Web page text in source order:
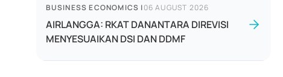
BUSINESS ECONOMICS |06 AUGUST 2026
AIRLANGGA: RKAT DANANTARA DIREVISI
MENYESUAIKAN DSI DAN DDMF